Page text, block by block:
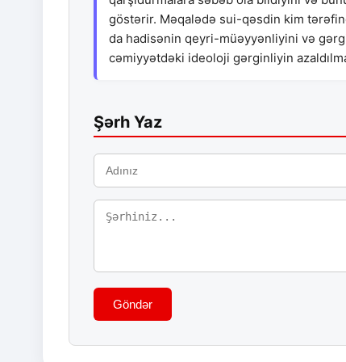
göstərir. Məqalədə sui-qəsdin kim
da hadisənin qeyri-müəyyənliyini və
cəmiyyətdəki ideoloji gərginliyin
Şərh Yaz
Göndər